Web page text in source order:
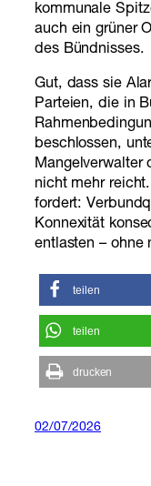
kommunale
auch ein grüner
des Bündnisses.
Gut, dass sie
Parteien, die in
beschlossen,
Mangelverwalter
nicht mehr
fordert:
Konnexität
entlasten – ohne
teilen
teilen
drucken
02/07/2026